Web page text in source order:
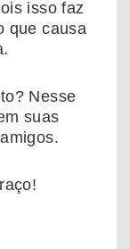
isso faz
que causa
Nesse
suas